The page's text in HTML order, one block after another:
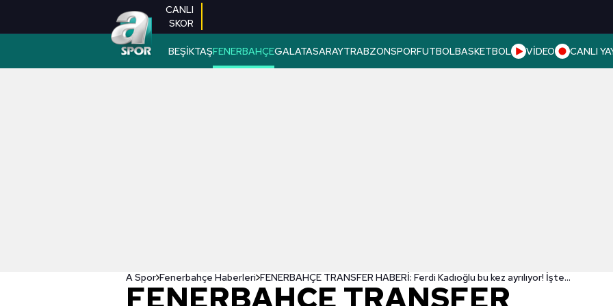
CANLI
SKOR
BEŞİKTAŞFENERBAHÇEGALATASARAYTRABZONSPORFUTBOLBASKETBOL VİDEO CANLI
A Spor Fenerbahçe Haberleri FENERBAHÇE TRANSFER HABERİ: Ferdi Kadıoğlu bu kez ayrılıyor! İşte yeni adresi
FENERBAHÇE TRANSFER